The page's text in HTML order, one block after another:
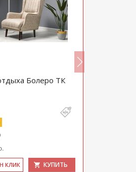
Болеро ТК
КЛИК КУПИТЬ